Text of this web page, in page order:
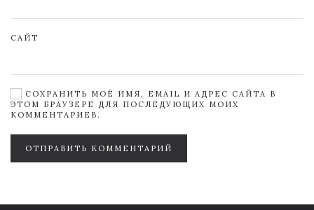
САЙТ
СОХРАНИТЬ МОЁ ИМЯ, EMAIL И АДРЕС САЙТА В
ЭТОМ БРАУЗЕРЕ ДЛЯ ПОСЛЕДУЮЩИХ МОИХ
КОММЕНТАРИЕВ.
ОТПРАВИТЬ КОММЕНТАРИЙ